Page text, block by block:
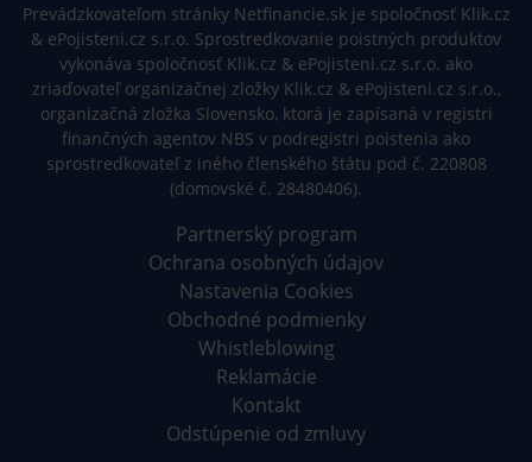
Prevádzkovateľom stránky Netfinancie.sk je spoločnosť Klik.cz
& ePojisteni.cz s.r.o. Sprostredkovanie poistných produktov
vykonáva spoločnosť Klik.cz & ePojisteni.cz s.r.o. ako
zriaďovateľ organizačnej zložky Klik.cz & ePojisteni.cz s.r.o.,
organizačná zložka Slovensko, ktorá je zapísaná v registri
finančných agentov NBS v podregistri poistenia ako
sprostredkovateľ z iného členského štátu pod č. 220808
(domovské č. 28480406).
Partnerský program
Ochrana osobných údajov
Nastavenia Cookies
Obchodné podmienky
Whistleblowing
Reklamácie
Kontakt
Odstúpenie od zmluvy